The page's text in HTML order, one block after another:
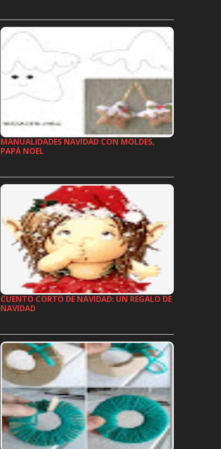
MANUALIDADES NAVIDAD CON MOLDES,
PAPÁ NOEL
CUENTO CORTO DE NAVIDAD: UN REGALO DE
NAVIDAD